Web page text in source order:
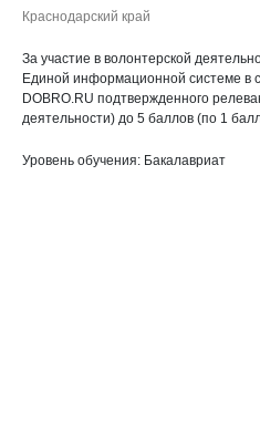
Краснодарский край
За участие в волонтерской
Единой информационной системе в
DOBRO.RU подтвержденного
деятельности) до 5 баллов (по 1
Уровень обучения: Бакалавриат